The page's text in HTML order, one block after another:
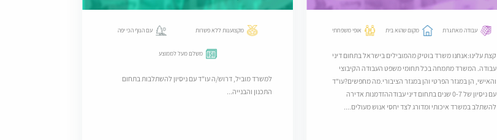
עבודה מאתגרת מקום שהוא בית אופי משפחתי
קצת עלינו:אנחנו משרד בוטיק מהמובילים בישראל בתחום דיני
עבודה. המשרד מתמחה בכל תחומי משפט העבודה הקיבוצי
והאישי, הן במגזר הפרטי והן במגזר הציבורי.מה מחפשים?עו"ד
עם ניסיון של 0-7 שנים בתחום דיני עבודההזדמנות אדירה
להשתלב במשרד איכותי ומדורג לצד יחסי אנוש מעולים....
מקצוענות ללא פשרות עם הנוף הכי יפה
משלם מעל לממוצע
למשרד מוביל, דרוש/ה עו"ד עם ניסיון להשתלבות בתחום
התכנון והבנייה...